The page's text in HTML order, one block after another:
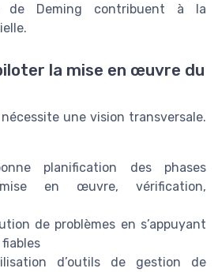
Deming contribuent à la
la mise en œuvre du
une vision transversale.
planification des phases
mise en œuvre, vérification,
de problèmes en s’appuyant
d’outils de gestion de